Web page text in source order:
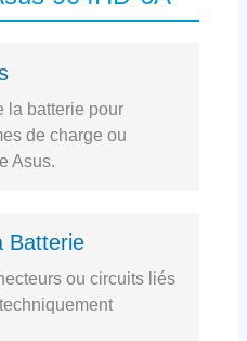
la batterie pour
de charge ou
Asus.
Batterie
ou circuits liés